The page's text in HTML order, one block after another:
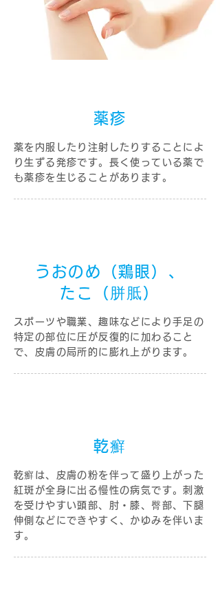
薬疹
薬を内服したり注射したりすることによ
り生ずる発疹です。長く使っている薬で
も薬疹を生じることがあります。
うおのめ（鶏眼）、
たこ（胼胝）
スポーツや職業、趣味などにより手足の
特定の部位に圧が反復的に加わること
で、皮膚の局所的に膨れ上がります。
乾癬
乾癬は、皮膚の粉を伴って盛り上がった
紅斑が全身に出る慢性の病気です。刺激
を受けやすい頭部、肘・膝、臀部、下腿
伸側などにできやすく、かゆみを伴いま
す。